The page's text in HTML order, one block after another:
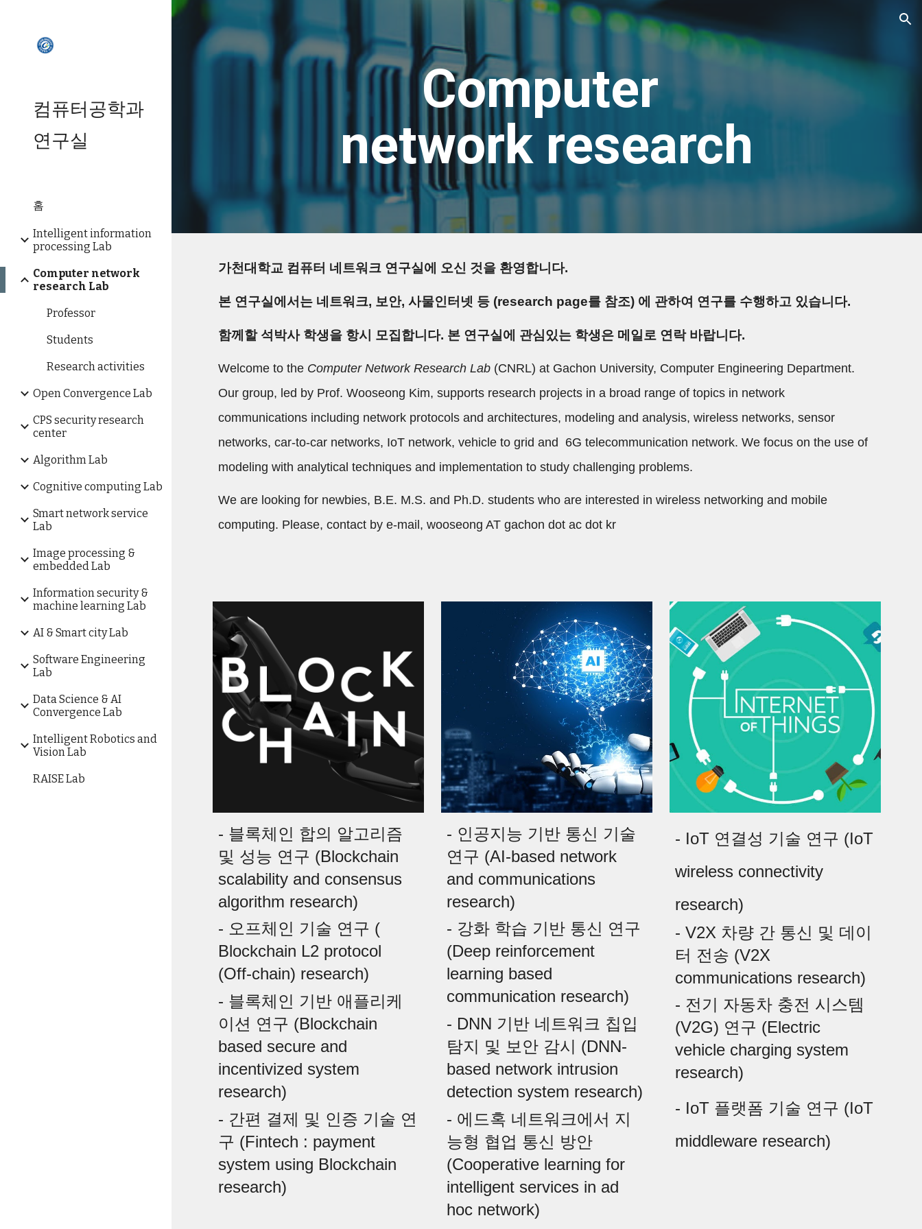
Skip to main content Skip to navigation
컴퓨터공학과
연구실
홈
Intelligent information
processing Lab
Computer network
research Lab
Professor
Students
Research activities
Open Convergence Lab
CPS security research
center
Algorithm Lab
Cognitive computing Lab
Smart network service
Lab
Image processing &
embedded Lab
Information security &
machine learning Lab
AI & Smart city Lab
Software Engineering
Lab
Data Science & AI
Convergence Lab
Intelligent Robotics and
Vision Lab
RAISE Lab
Computer
network research
가천대학교 컴퓨터 네트워크 연구실에 오신 것을 환영합니다.
본 연구실에서는 네트워크, 보안, 사물인터넷 등 (research page를 참조) 에 관하여 연구를 수행하고 있습니다.
함께할 석박사 학생을 항시 모집합니다. 본 연구실에 관심있는 학생은 메일로 연락 바랍니다.
Welcome to the Computer Network Research Lab (CNRL) at Gachon University, Computer Engineering Department.
Our group, led by Prof. Wooseong Kim, supports research projects in a broad range of topics in network
communications including network protocols and architectures, modeling and analysis, wireless networks, sensor
networks, car-to-car networks, IoT network, vehicle to grid and  6G telecommunication network. We focus on the use of
modeling with analytical techniques and implementation to study challenging problems.
We are looking for newbies, B.E. M.S. and Ph.D. students who are interested in wireless networking and mobile
computing. Please, contact by e-mail, wooseong AT gachon dot ac dot kr
- 블록체인 합의 알고리즘
및 성능 연구 (Blockchain
scalability and consensus
algorithm research)
- 오프체인 기술 연구 (
Blockchain L2 protocol
(Off-chain) research)
- 블록체인 기반 애플리케
이션 연구 (Blockchain
based secure and
incentivized system
research)
- 간편 결제 및 인증 기술 연
구 (Fintech : payment
system using Blockchain
research)
- 인공지능 기반 통신 기술
연구 (AI-based network
and communications
research)
- 강화 학습 기반 통신 연구
(Deep reinforcement
learning based
communication research)
- DNN 기반 네트워크 칩입
탐지 및 보안 감시 (DNN-
based network intrusion
detection system research)
- 에드혹 네트워크에서 지
능형 협업 통신 방안
(Cooperative learning for
intelligent services in ad
hoc network)
- IoT 연결성 기술 연구 (IoT
wireless connectivity
research)
- V2X 차량 간 통신 및 데이
터 전송 (V2X
communications research)
- 전기 자동차 충전 시스템
(V2G) 연구 (Electric
vehicle charging system
research)
- IoT 플랫폼 기술 연구 (IoT
middleware research)